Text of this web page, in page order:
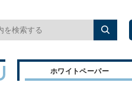
ホワイトペーパー